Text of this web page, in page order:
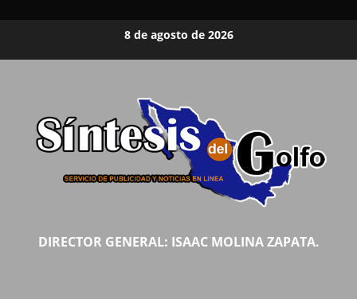
8 de agosto de 2026
DIRECTOR GENERAL: ISAAC MOLINA ZAPATA.